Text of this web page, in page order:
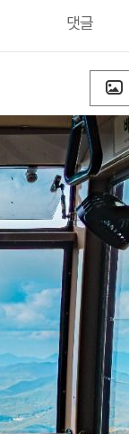
댓글